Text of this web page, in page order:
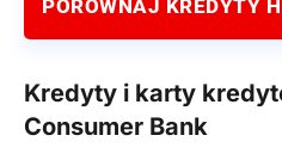
PORÓWNAJ KREDYTY
Kredyty i karty
Consumer Bank